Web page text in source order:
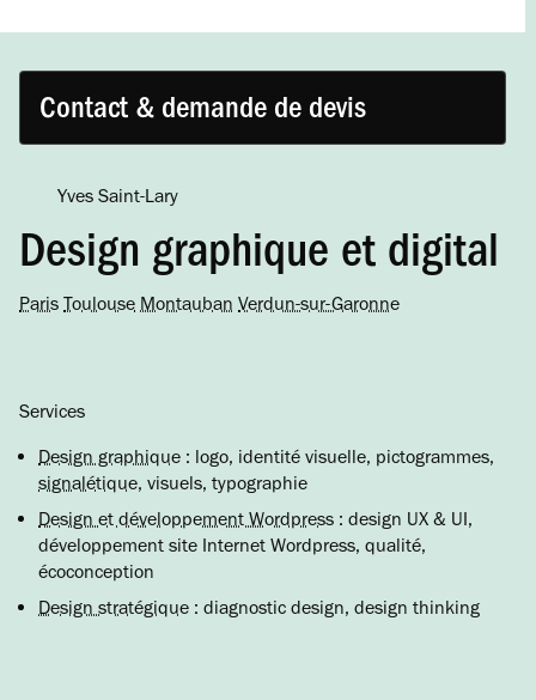
Contact & demande de devis
Yves Saint-Lary
Design graphique et digital
Paris Toulouse Montauban Verdun-sur-Garonne
Services
Design graphique : logo, identité visuelle, pictogrammes,
signalétique, visuels, typographie
Design et développement Wordpress : design UX & UI,
développement site Internet Wordpress, qualité,
écoconception
Design stratégique : diagnostic design, design thinking